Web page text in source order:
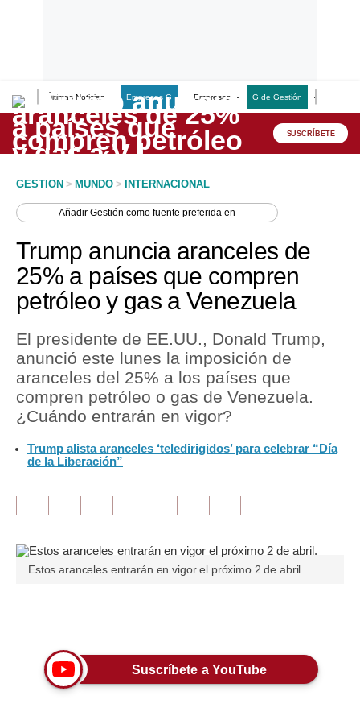
Últimas Noticias Empresas G Empresas G de Gestión
Lo último
Peru Quiosco
Economía
Mercados
Política
Finanzas Personales
Inmobiliarias
Opinión
Editorial
Tendencias
Lujo
SUSCRÍBETE
GESTION > MUNDO > INTERNACIONAL
AñadirGestión como fuente preferida en
Trump anuncia aranceles de
25% a países que compren
petróleo y gas a Venezuela
El presidente de EE.UU., Donald Trump,
anunció este lunes la imposición de
aranceles del 25% a los países que
compren petróleo o gas de Venezuela.
¿Cuándo entrarán en vigor?
Trump alista aranceles ‘teledirigidos’ para celebrar “Día
de la Liberación”
Estos aranceles entrarán en vigor el próximo 2 de abril.
Suscríbete a YouTube